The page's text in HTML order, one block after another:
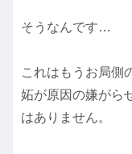
そうなんです…
これはもうお局側
妬が原因の嫌がら
はありません。